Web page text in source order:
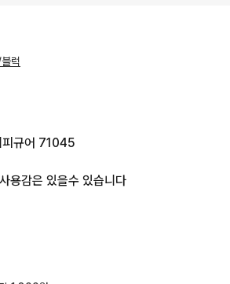
럭
피규어 71045
용감은 있을수 있습니다
하시기 바랍니다